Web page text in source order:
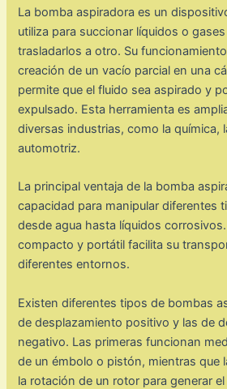
La bomba aspiradora es un
utiliza para succionar líquidos o
trasladarlos a otro. Su
creación de un vacío parcial en una
permite que el fluido sea aspirado y
expulsado. Esta herramienta es
diversas industrias, como la química,
automotriz.
La principal ventaja de la bomba
capacidad para manipular diferentes
desde agua hasta líquidos
compacto y portátil facilita su
diferentes entornos.
Existen diferentes tipos de bombas
de desplazamiento positivo y las de
negativo. Las primeras funcionan
de un émbolo o pistón, mientras que
la rotación de un rotor para generar